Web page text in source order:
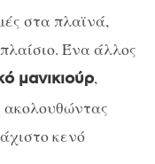
στα πλαϊνά,
Ένα άλλος
μανικιούρ,
ακολουθώντας
κενό